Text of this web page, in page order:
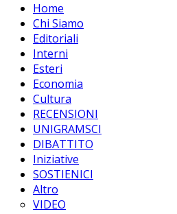
Home
Chi Siamo
Editoriali
Interni
Esteri
Economia
Cultura
RECENSIONI
UNIGRAMSCI
DIBATTITO
Iniziative
SOSTIENICI
Altro
VIDEO